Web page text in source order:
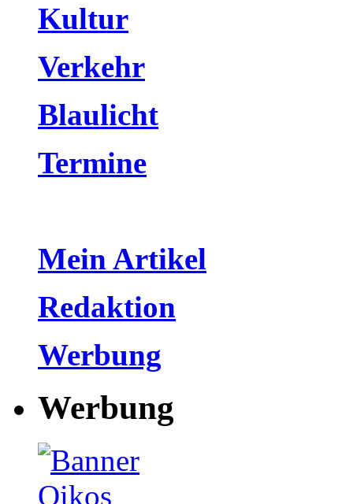
Kultur
Verkehr
Blaulicht
Termine
Mein Artikel
Redaktion
Werbung
Werbung